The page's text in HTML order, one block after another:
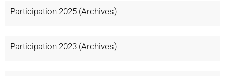
Participation 2025 (Archives)
Participation 2023 (Archives)